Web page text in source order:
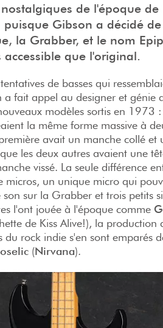
nostalgiques de l'époque
Gibson a décidé
la Grabber, et le nom
que l'original.
de basses qui
a fait appel au designer et génie
modèles sortis en 1973 :
la même forme massive à
avait un manche collé et
les deux autres avaient une
vissé. La seule différence
micros, un unique micro qui
sur la Grabber et trois petits
l'ont jouée à l'époque comme
de Kiss Alive!), la
du rock indie s'en sont emparés
(Nirvana).